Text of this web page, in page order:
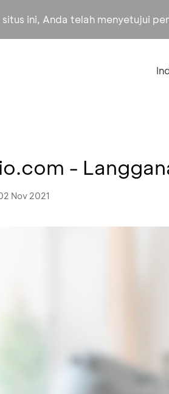
ini, Anda telah menyetujui
-
Nov 2021